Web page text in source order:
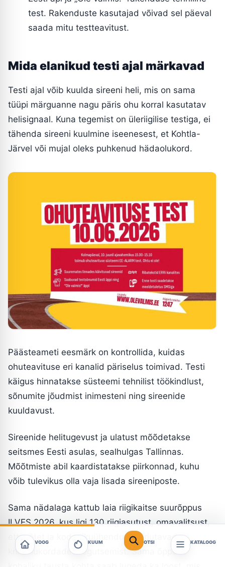
test. Rakenduste kasutajad võivad sel päeval
saada mitu testteavitust.
Mida elanikud testi ajal märkavad
Testi ajal võib kuulda sireeni heli, mis on sama
tüüpi märguanne nagu päris ohu korral kasutatav
helisignaal. Kuna tegemist on üleriigilise testiga, ei
tähenda sireeni kuulmine iseenesest, et Kohtla-
Järvel või mujal oleks puhkenud hädaolukord.
Päästeameti eesmärk on kontrollida, kuidas
ohuteavituse eri kanalid päriselus toimivad. Testi
käigus hinnatakse süsteemi tehnilist töökindlust,
sõnumite jõudmist inimesteni ning sireenide
kuuldavust.
Sireenide helitugevust ja ulatust mõõdetakse
seitsmes Eesti asulas, sealhulgas Tallinnas.
Mõõtmiste abil kaardistatakse piirkonnad, kuhu
võib tulevikus olla vaja lisada sireeniposte.
Sama nädalaga kattub laia riigikaitse suurõppus
ILVES 2026, kus ligi 130 riigiasutust, omavalitsust,
ettevõtet ja kodanikuühendust harjutavad
kriisiolukordades tegutsemist. Sama õppuse
VOOG KUUM OTSI KATALOOG